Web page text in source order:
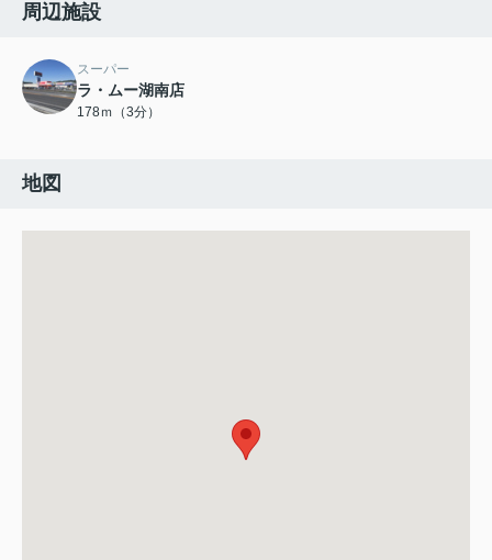
周辺施設
スーパー
ラ・ムー湖南店
178ｍ（3分）
地図